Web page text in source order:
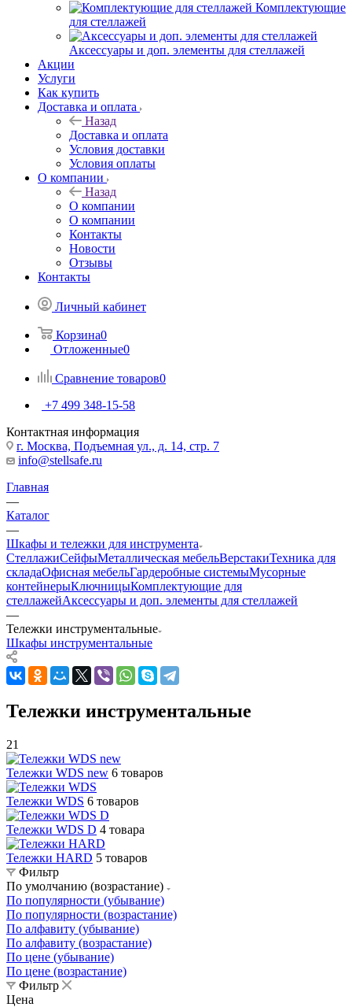
Комплектующие
для стеллажей
Аксессуары и доп. элементы для стеллажей
Акции
Услуги
Как купить
Доставка и оплата
Назад
Доставка и оплата
Условия доставки
Условия оплаты
О компании
Назад
О компании
О компании
Контакты
Новости
Отзывы
Контакты
Личный кабинет
Корзина0
Отложенные0
Сравнение товаров0
+7 499 348-15-58
Контактная информация
г. Москва, Подъемная ул., д. 14, стр. 7
info@stellsafe.ru
Главная
—
Каталог
—
Шкафы и тележки для инструмента
СтеллажиСейфыМеталлическая мебельВерстакиТехника для
складаОфисная мебельГардеробные системыМусорные
контейнерыКлючницыКомплектующие для
стеллажейАксессуары и доп. элементы для стеллажей
—
Тележки инструментальные
Шкафы инструментальные
Тележки инструментальные
21
Тележки WDS new 6 товаров
Тележки WDS 6 товаров
Тележки WDS D 4 товара
Тележки HARD 5 товаров
Фильтр
По умолчанию (возрастание)
По популярности (убывание)
По популярности (возрастание)
По алфавиту (убывание)
По алфавиту (возрастание)
По цене (убывание)
По цене (возрастание)
Фильтр
Цена